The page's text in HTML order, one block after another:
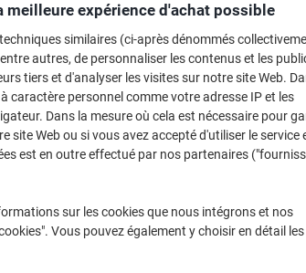
Laserjet CM HP Color
achetéesSe connecter
CM 3530 FS
expérience d'achat possible
similaires (ci-après dénommés
autres, de personnaliser les contenus et les
tiers et d'analyser les visites sur notre site Web.
caractère personnel comme votre adresse IP et les
Dans la mesure où cela est nécessaire pour
site Web ou si vous avez accepté d'utiliser le service
est en outre effectué par nos partenaires
sur les cookies que nous intégrons et nos
Vous pouvez également y choisir en détail